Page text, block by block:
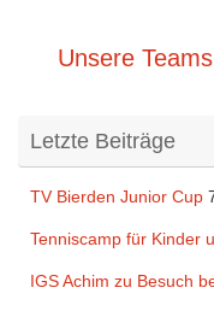
Unsere
Letzte Beiträge
TV Bierden Junior Cup
Tenniscamp für Kinder
IGS Achim zu Besuch